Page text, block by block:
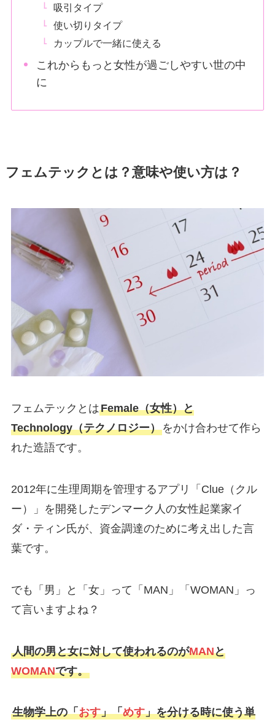
吸引タイプ
使い切りタイプ
カップルで一緒に使える
これからもっと女性が過ごしやすい世の中
に
フェムテックとは？意味や使い方は？
フェムテックとはFemale（女性）と
Technology（テクノロジー）をかけ合わせて作ら
れた造語です。
2012年に生理周期を管理するアプリ「Clue（クル
ー）」を開発したデンマーク人の女性起業家イ
ダ・ティン氏が、資金調達のために考え出した言
葉です。
でも「男」と「女」って「MAN」「WOMAN」っ
て言いますよね？
人間の男と女に対して使われるのがMANと
WOMANです。
生物学上の「おす」「めす」を分ける時に使う単